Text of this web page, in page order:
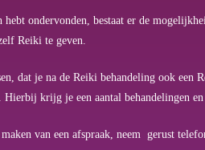
hebt ondervonden, bestaat er de
Reiki te geven.
dat je na de Reiki behandeling ook
Hierbij krijg je een aantal behandelingen
van een afspraak, neem gerust